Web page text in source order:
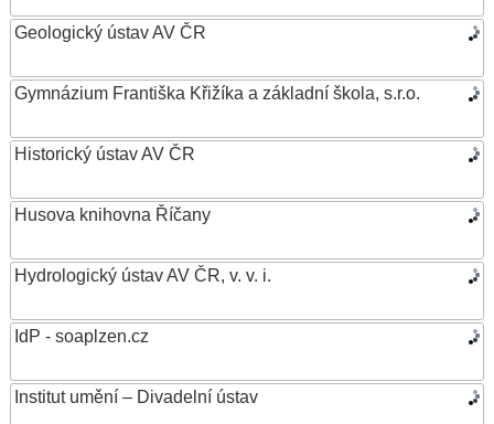
Geologický ústav AV ČR
Gymnázium Františka Křižíka a základní škola, s.r.o.
Historický ústav AV ČR
Husova knihovna Říčany
Hydrologický ústav AV ČR, v. v. i.
IdP - soaplzen.cz
Institut umění – Divadelní ústav